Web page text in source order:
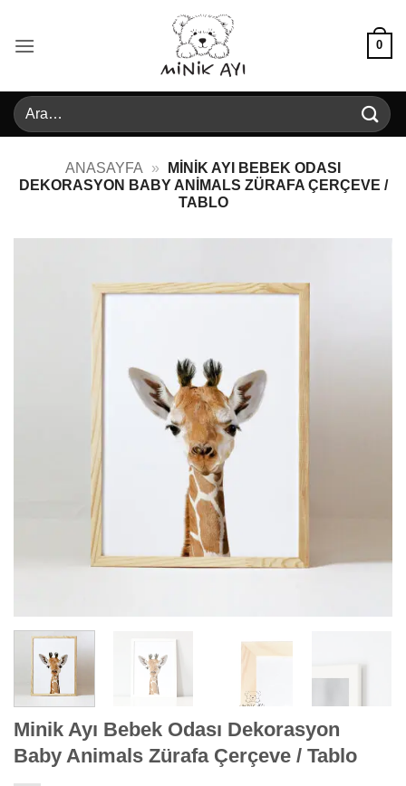
0
Ara:
ANASAYFA »
MINIK AYI BEBEK ODASI
DEKORASYON BABY ANIMALS ZÜRAFA ÇERÇEVE /
TABLO
Minik Ayı Bebek Odası Dekorasyon
Baby Animals Zürafa Çerçeve / Tablo